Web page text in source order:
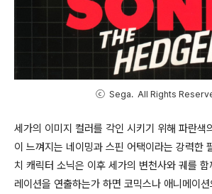
ⓒ Sega. All Rights
세가의 이미지 컬러를 각인 시키기 위해 파란색
이 느껴지는 네이밍과 스핀 어택이라는 강력한
치 캐릭터 소닉은 이후 세가의 변천사와 궤를
레이션을 연출하는가 하면 코믹스나 애니메이